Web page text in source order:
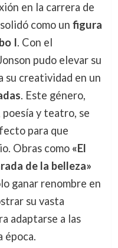
en la carrera de
como un figura
I. Con el
pudo elevar su
su creatividad en un
. Este género,
poesía y teatro, se
para que
Obras como «El
de la belleza»
ganar renombre en
su vasta
adaptarse a las
época.